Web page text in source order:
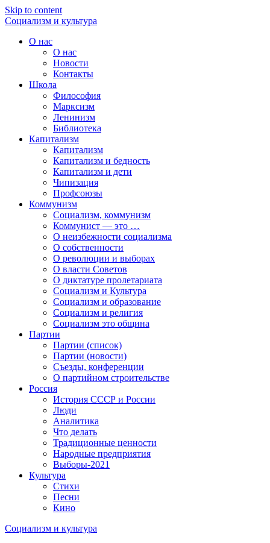
Skip to content
Социализм и культура
О нас
О нас
Новости
Контакты
Школа
Философия
Марксизм
Ленинизм
Библиотека
Капитализм
Капитализм
Капитализм и бедность
Капитализм и дети
Чипизация
Профсоюзы
Коммунизм
Социализм, коммунизм
Коммунист — это …
О неизбежности социализма
О собственности
О революции и выборах
О власти Советов
О диктатуре пролетариата
Социализм и Культура
Социализм и образование
Социализм и религия
Социализм это община
Партии
Партии (список)
Партии (новости)
Съезды, конференции
О партийном строительстве
Россия
История СССР и России
Люди
Аналитика
Что делать
Традиционные ценности
Народные предприятия
Выборы-2021
Культура
Стихи
Песни
Кино
Социализм и культура